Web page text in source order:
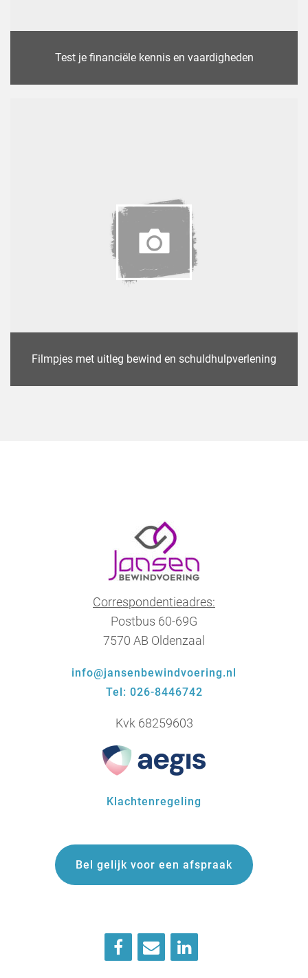
Test je financiële kennis en vaardigheden
Filmpjes met uitleg bewind en schuldhulpverlening
Correspondentieadres:
Postbus 60-69G
7570 AB Oldenzaal
info@jansenbewindvoering.nl
Tel: 026-8446742
Kvk 68259603
Klachtenregeling
Bel gelijk voor een afspraak